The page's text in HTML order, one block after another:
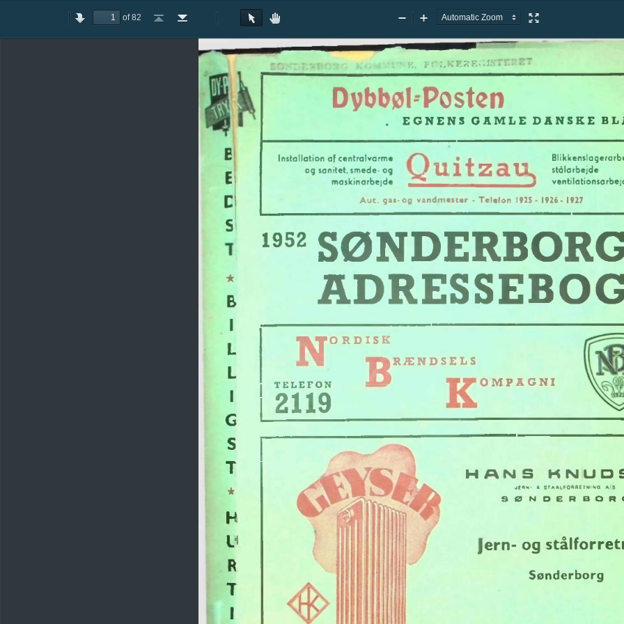
PreviousNext
of 82
Go
Go
Page
Rotate
RotateText
Hand
ZoomZoom
Presentation
E
E
C
S
*
B
I
L
L
I
G
S
T
★
H
U
R
T
I
Dybbøl-Posten
EGNENS GAMLE DANSKE
Installation af centralvarme • |
og sanitet, smede-og , Li 2 li-
stålarbejde
maskinarbejde
c T y
Aut.
gas-og vandmester - Telefon 1915- 1926- 1927
1952 SØNDERBORG
TELEFON
2119
J^RÆNDSELS
JORDISK
OMPAGNI
HANS
JfAH- A STAALFO«RE TNINO A.'S
Jern- og
Sønderborg